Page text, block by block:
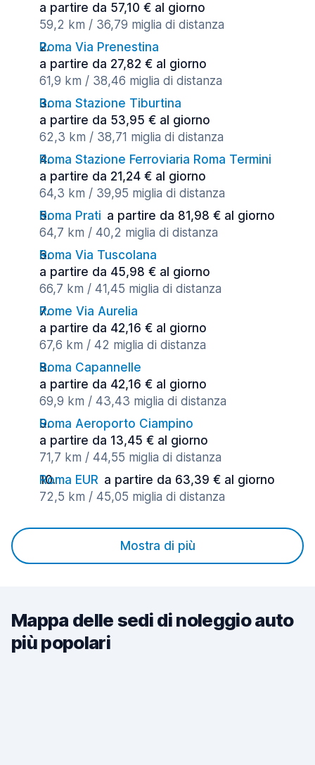
a partire da 57,10 € al giorno
59,2 km / 36,79 miglia di distanza
Roma Via Prenestina
a partire da 27,82 € al giorno
61,9 km / 38,46 miglia di distanza
Roma Stazione Tiburtina
a partire da 53,95 € al giorno
62,3 km / 38,71 miglia di distanza
Roma Stazione Ferroviaria Roma Termini
a partire da 21,24 € al giorno
64,3 km / 39,95 miglia di distanza
Roma Prati a partire da 81,98 € al giorno
64,7 km / 40,2 miglia di distanza
Roma Via Tuscolana
a partire da 45,98 € al giorno
66,7 km / 41,45 miglia di distanza
Rome Via Aurelia
a partire da 42,16 € al giorno
67,6 km / 42 miglia di distanza
Roma Capannelle
a partire da 42,16 € al giorno
69,9 km / 43,43 miglia di distanza
Roma Aeroporto Ciampino
a partire da 13,45 € al giorno
71,7 km / 44,55 miglia di distanza
Roma EUR a partire da 63,39 € al giorno
72,5 km / 45,05 miglia di distanza
Mostra di più
Mappa delle sedi di noleggio auto
più popolari